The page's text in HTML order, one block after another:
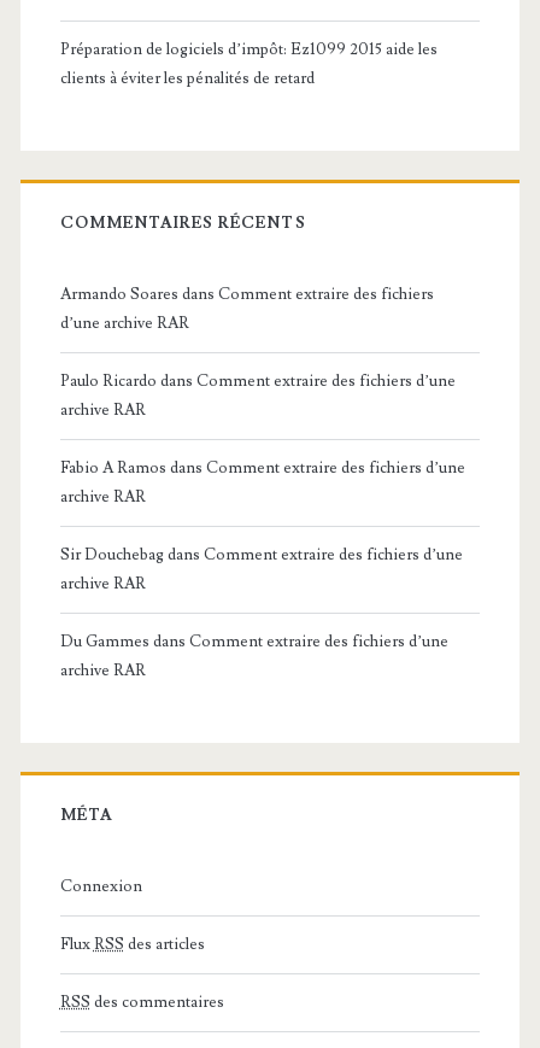
Préparation de logiciels d’impôt: Ez1099 2015 aide les
clients à éviter les pénalités de retard
COMMENTAIRES RÉCENTS
Armando Soares dans Comment extraire des fichiers
d’une archive RAR
Paulo Ricardo dans Comment extraire des fichiers d’une
archive RAR
Fabio A Ramos dans Comment extraire des fichiers d’une
archive RAR
Sir Douchebagdans Comment extraire des fichiers d’une
archive RAR
Du Gammes dans Comment extraire des fichiers d’une
archive RAR
MÉTA
Connexion
FluxRSS des articles
RSS des commentaires